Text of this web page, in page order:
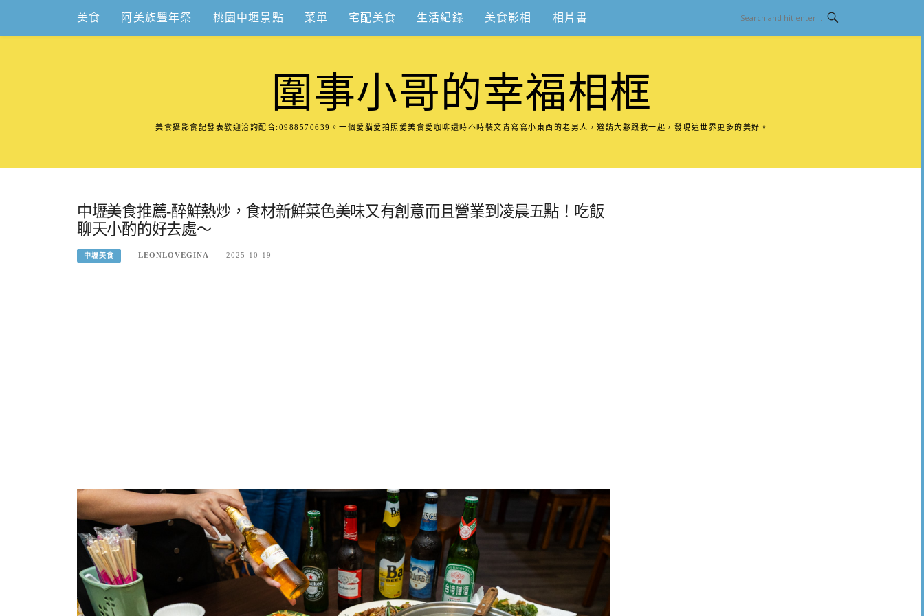
content
美食 阿美族豐年祭 桃園中壢景點 菜單 宅配美食 生活紀錄 美食影相 相片書
圍事小哥的幸福相框
美食攝影食記發表歡迎洽詢配合:0988570639。一個愛貓愛拍照愛美食愛咖啡還時不時裝文青寫寫小東西的老男人，邀請大夥跟我一起，發現這世界更多的美好。
中壢美食推薦-醉鮮熱炒，食材新鮮菜色美味又有創意而且營業到凌晨五點！吃飯
聊天小酌的好去處～
中壢美食 LEONLOVEGINA 2025-10-19